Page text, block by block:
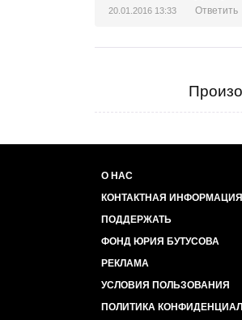
20.01.2016 13:33 Ответить
О НАС
КОНТАКТНАЯ ИНФОРМАЦИЯ
ПОДДЕРЖАТЬ
ФОНД ЮРИЯ БУТУСОВА
РЕКЛАМА
УСЛОВИЯ ПОЛЬЗОВАНИЯ
ПОЛИТИКА